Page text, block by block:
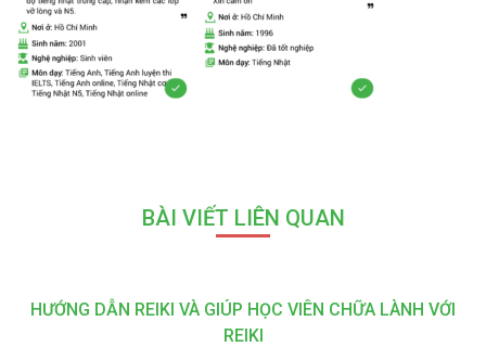
BÀI VIẾT LIÊN QUAN
HƯỚNG DẪN REIKI VÀ GIÚP HỌC VIÊN CHỮA LÀNH VỚI
REIKI